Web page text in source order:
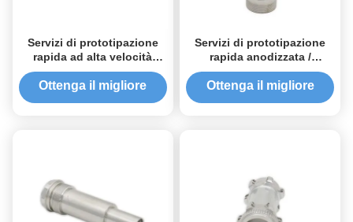
Servizi di prototipazione
rapida ad alta velocità
personalizzati con
trattamento termico
Ottenga il migliore
Servizi di prototipazione
rapida anodizzata /
sabbiatura, Servizi CNC di
precisione personalizzati
Ottenga il migliore